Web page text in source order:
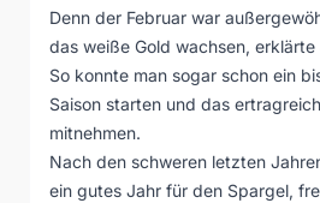
Denn der Februar war
das weiße Gold wachsen, erklärte
So konnte man sogar schon ein
Saison starten und das
mitnehmen.
Nach den schweren letzten
ein gutes Jahr für den Spargel,